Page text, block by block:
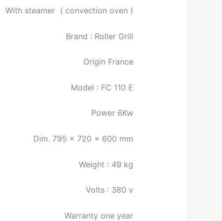
With steamer ( convection oven )
Brand : Roller Grill
Origin France
Model : FC 110 E
Power 6Kw
Dim. 795 x 720 x 600 mm
Weight : 49 kg
Volts : 380 v
Warranty one year